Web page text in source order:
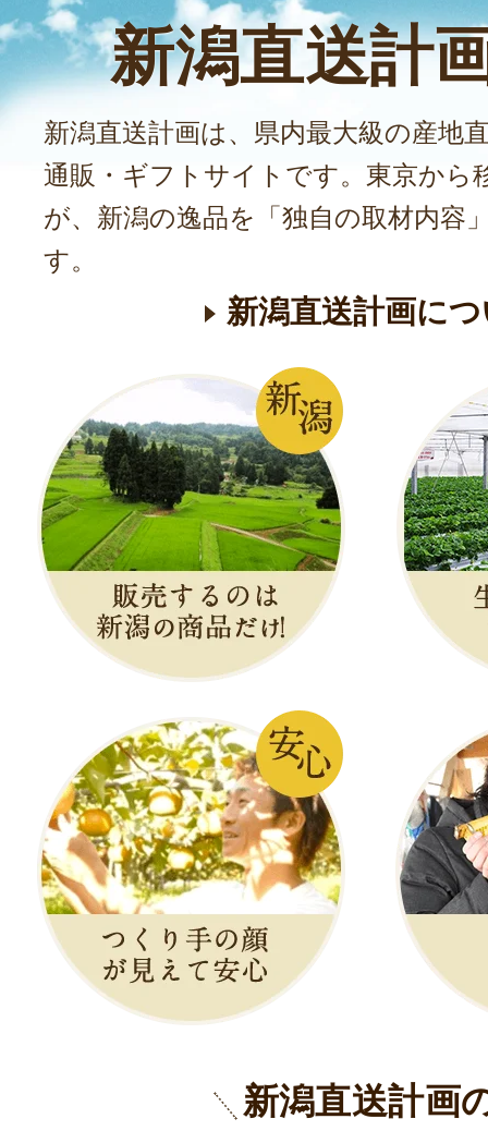
新潟直送計
新潟直送計画は、県内最大級の産地
通販・ギフトサイトです。東京から
が、新潟の逸品を「独自の取材内容
す。
新潟直送計画に
新潟直送計画